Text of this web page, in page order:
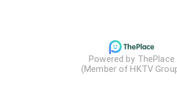
Powered by ThePlace
(Member of HKTV